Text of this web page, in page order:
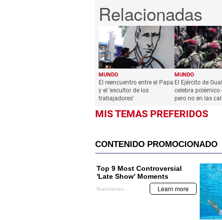
MUNDO
El reencuentro entre el Papa
y el 'escultor de los
trabajadores'
MUNDO
El Ejército de
celebra polémico
pero no en las
MIS TEMAS PREFERIDOS